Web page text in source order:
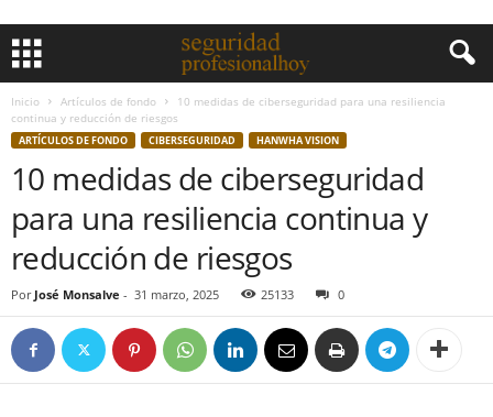
Inicio Artículos de fondo
10 medidas de ciberseguridad para una resiliencia
continua y reducción de riesgos
ARTÍCULOS DE FONDO CIBERSEGURIDAD HANWHA VISION
10 medidas de ciberseguridad
para una resiliencia continua y
reducción de riesgos
Por José Monsalve - 31 marzo, 2025 25133 0